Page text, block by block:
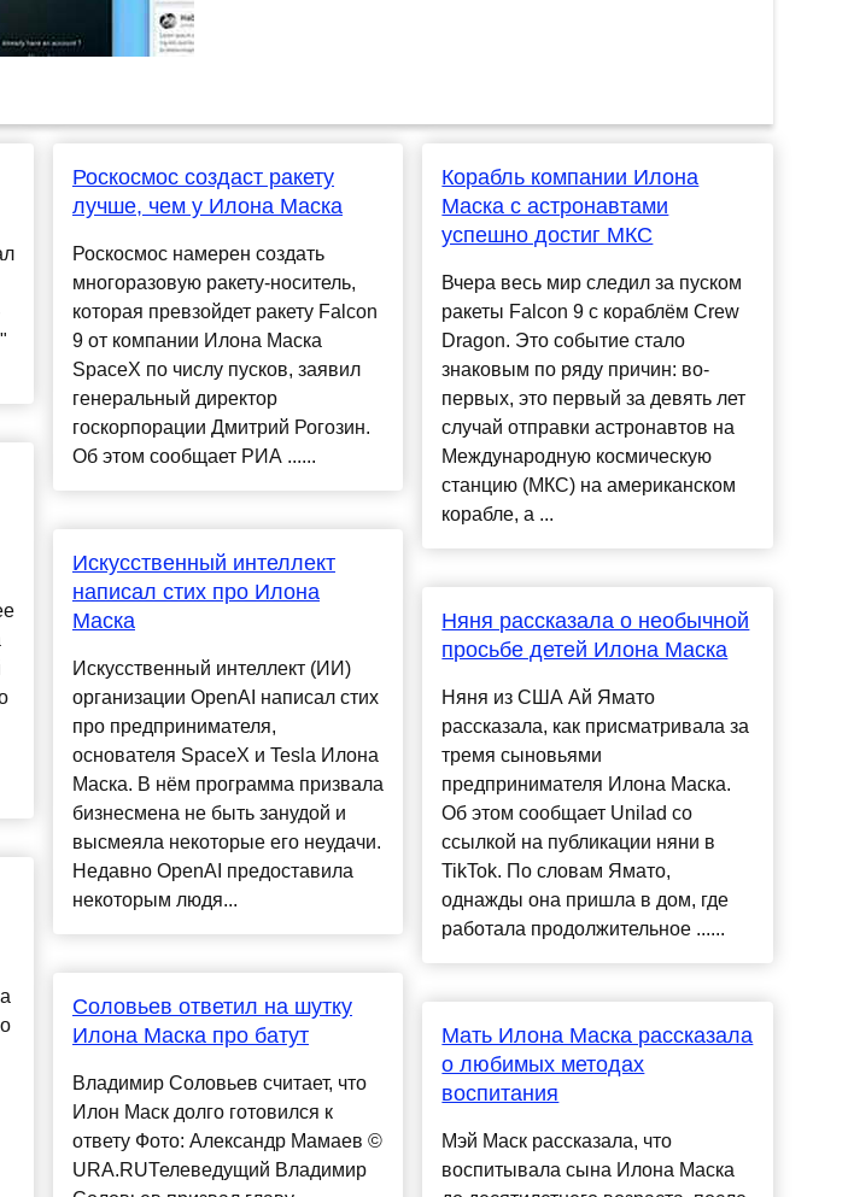
Роскосмос создаст ракету
лучше, чем у Илона Маска
Роскосмос намерен создать
многоразовую ракету-носитель,
которая превзойдет ракету Falcon
9 от компании Илона Маска
SpaceX по числу пусков, заявил
генеральный директор
госкорпорации Дмитрий Рогозин.
Об этом сообщает РИА ......
Искусственный интеллект
написал стих про Илона
Маска
Искусственный интеллект (ИИ)
организации OpenAI написал стих
про предпринимателя,
основателя SpaceX и Tesla Илона
Маска. В нём программа призвала
бизнесмена не быть занудой и
высмеяла некоторые его неудачи.
Недавно OpenAI предоставила
некоторым людя...
Cоловьев ответил на шутку
Илона Маска про батут
Владимир Соловьев считает, что
Илон Маск долго готовился к
ответу Фото: Александр Мамаев ©
URA.RUТелеведущий Владимир
Корабль компании Илона
Маска с астронавтами
успешно достиг МКС
Вчера весь мир следил за пуском
ракеты Falcon 9 с кораблём Crew
Dragon. Это событие стало
знаковым по ряду причин: во-
первых, это первый за девять лет
случай отправки астронавтов на
Международную космическую
станцию (МКС) на американском
корабле, а ...
Няня рассказала о необычной
просьбе детей Илона Маска
Няня из США Ай Ямато
рассказала, как присматривала за
тремя сыновьями
предпринимателя Илона Маска.
Об этом сообщает Unilad со
ссылкой на публикации няни в
TikTok. По словам Ямато,
однажды она пришла в дом, где
работала продолжительное ......
Мать Илона Маска рассказала
о любимых методах
воспитания
Мэй Маск рассказала, что
воспитывала сына Илона Маска